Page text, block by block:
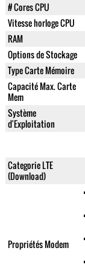
# Cores CPU
Vitesse horloge CPU
RAM
Options de Stockage
Type Carte Mémoire
Capacité Max. Carte
Mem
Système
d'Exploitation
Categorie LTE
(Download)
Propriétés Modem